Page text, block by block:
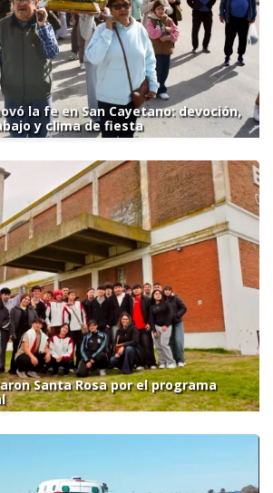
la fe en San Cayetano: devoción,
y clima de fiesta
Santa Rosa por el programa